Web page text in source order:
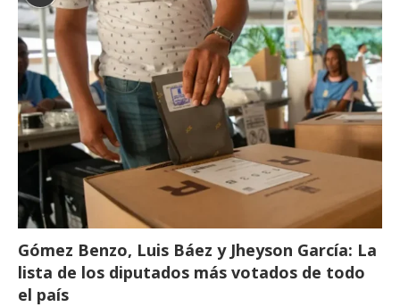
Gómez Benzo, Luis Báez y Jheyson García: La
lista de los diputados más votados de todo
el país